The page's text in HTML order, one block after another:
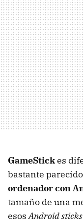
GameStickes
bastante
ordenador con
tamaño de una
esos Android sticks